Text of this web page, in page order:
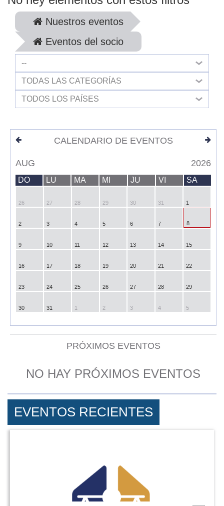
Nuestros eventos
Eventos del socio
--
TODAS LAS CATEGORÍAS
TODOS LOS PAÍSES
CALENDARIO DE EVENTOS
AUG 2026
DO LU MA MI JU VI SA
26 27 28 29 30 31 1
2 3 4 5 6 7 8
9 10 11 12 13 14 15
16 17 18 19 20 21 22
23 24 25 26 27 28 29
30 31 1 2 3 4 5
PRÓXIMOS EVENTOS
NO HAY PRÓXIMOS EVENTOS
EVENTOS RECIENTES